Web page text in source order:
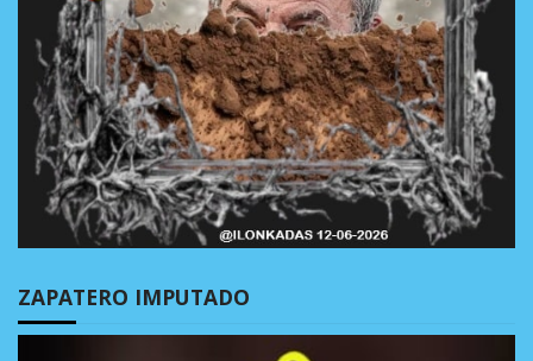
ZAPATERO IMPUTADO